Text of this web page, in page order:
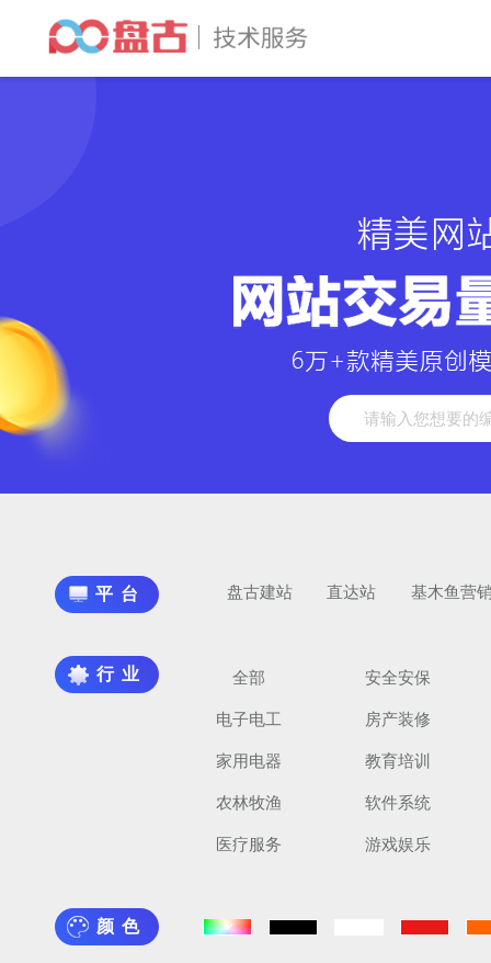
平台 盘古建站 直达站 基木鱼营
行业 全部
安全安保
电子电工
房产装修
家用电器
教育培训
农林牧渔
软件系统
医疗服务
游戏娱乐
颜色